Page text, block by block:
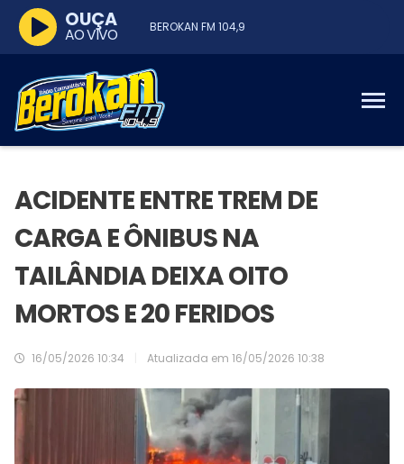
BEROKAN FM 104,9
OUÇA
AO VIVO
ACIDENTE ENTRE TREM DE
CARGA E ÔNIBUS NA
TAILÂNDIA DEIXA OITO
MORTOS E 20 FERIDOS
16/05/2026 10:34 Atualizada em 16/05/2026 10:38